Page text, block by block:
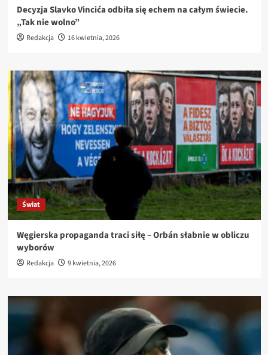
Decyzja Slavko Vincića odbiła się echem na całym świecie.
„Tak nie wolno”
Redakcja 16 kwietnia, 2026
Świat
Węgierska propaganda traci siłę – Orbán słabnie w obliczu
wyborów
Redakcja 9 kwietnia, 2026